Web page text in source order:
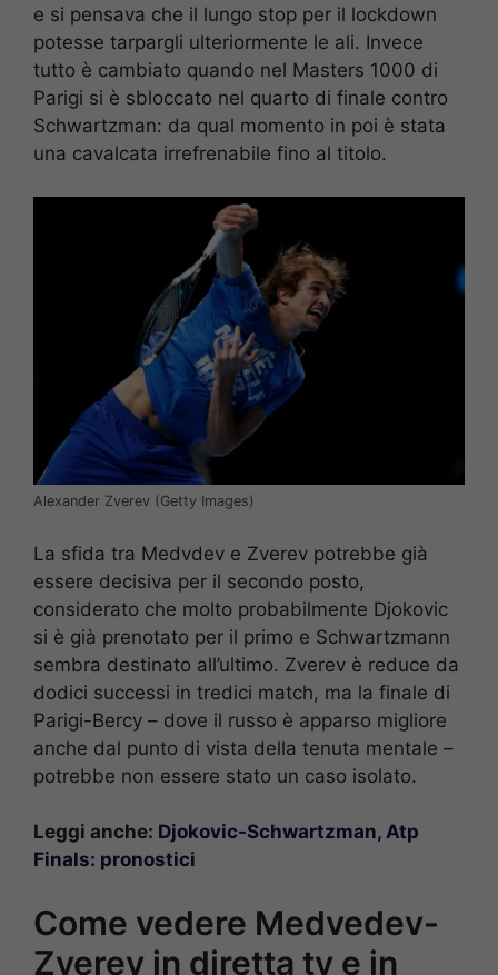
e si pensava che il lungo stop per il lockdown
potesse tarpargli ulteriormente le ali. Invece
tutto è cambiato quando nel Masters 1000 di
Parigi si è sbloccato nel quarto di finale contro
Schwartzman: da qual momento in poi è stata
una cavalcata irrefrenabile fino al titolo.
Alexander Zverev (Getty Images)
La sfida tra Medvdev e Zverev potrebbe già
essere decisiva per il secondo posto,
considerato che molto probabilmente Djokovic
si è già prenotato per il primo e Schwartzmann
sembra destinato all’ultimo. Zverev è reduce da
dodici successi in tredici match, ma la finale di
Parigi-Bercy – dove il russo è apparso migliore
anche dal punto di vista della tenuta mentale –
potrebbe non essere stato un caso isolato.
Leggi anche: Djokovic-Schwartzman, Atp
Finals: pronostici
Come vedere Medvedev-
Zverev in diretta tv e in